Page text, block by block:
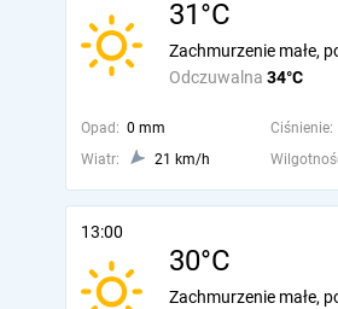
31°C
Odczuwalna 34°C
Zachmurzenie małe,
Opad: 0 mm Ciśnienie:
Wiatr:
21 km/h
13:00
30°C
Zachmurzenie małe,